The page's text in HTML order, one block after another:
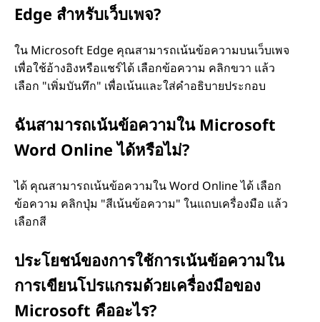
Edge สําหรับเว็บเพจ?
ใน Microsoft Edge คุณสามารถเน้นข้อความบนเว็บเพจ
เพื่อใช้อ้างอิงหรือแชร์ได้ เลือกข้อความ คลิกขวา แล้ว
เลือก "เพิ่มบันทึก" เพื่อเน้นและใส่คําอธิบายประกอบ
ฉันสามารถเน้นข้อความใน Microsoft
Word Online ได้หรือไม่?
ได้ คุณสามารถเน้นข้อความใน Word Online ได้ เลือก
ข้อความ คลิกปุ่ม "สีเน้นข้อความ" ในแถบเครื่องมือ แล้ว
เลือกสี
ประโยชน์ของการใช้การเน้นข้อความใน
การเขียนโปรแกรมด้วยเครื่องมือของ
Microsoft คืออะไร?